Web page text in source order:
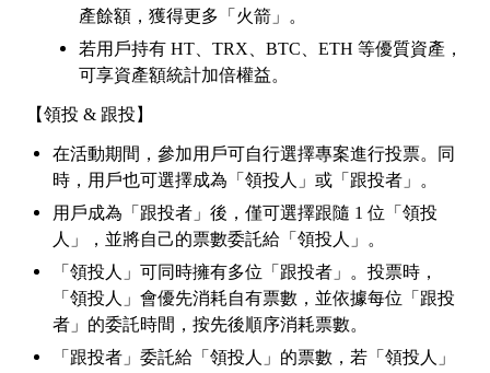
產餘額，獲得更多「火箭」。
若用戶持有 HT、TRX、BTC、ETH 等優質資產，
可享資產額統計加倍權益。
【領投 & 跟投】
在活動期間，參加用戶可自行選擇專案進行投票。同
時，用戶也可選擇成為「領投人」或「跟投者」。
用戶成為「跟投者」後，僅可選擇跟隨 1 位「領投
人」，並將自己的票數委託給「領投人」。
「領投人」可同時擁有多位「跟投者」。投票時，
「領投人」會優先消耗自有票數，並依據每位「跟投
者」的委託時間，按先後順序消耗票數。
「跟投者」委託給「領投人」的票數，若「領投人」